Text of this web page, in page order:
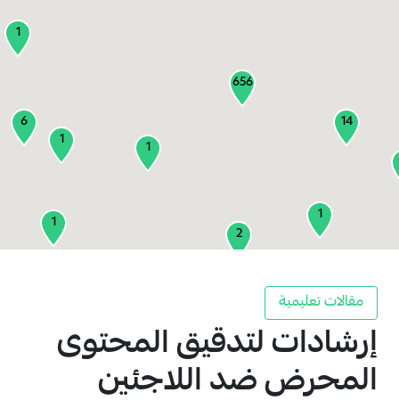
14
2
656
6
1
1 1
3
1
1
مقالات تعليمية
إرشادات لتدقيق المحتوى
المحرض ضد اللاجئين